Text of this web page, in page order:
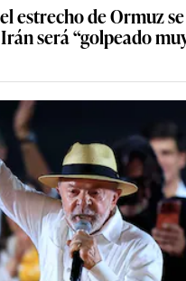
estrecho de Ormuz
será “golpeado